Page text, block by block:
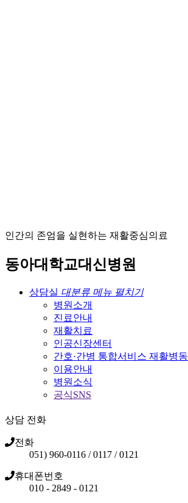
인간의 존엄을 실현하는 재 활중심의 료
동아대 학교대 신병원
상담실 대분류 메뉴 펼치기
병원소개
진료안내
재활치료
인공신장센터
간호·간병 통합서비스 재활병동
이용안내
병원소식
공식SNS
상담 전화
전화
051) 960-0116 / 0117 / 0121
휴대폰번호
010 - 2849 - 0121